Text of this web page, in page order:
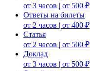
от 3 часов | от 500 ₽
Ответы на билеты
от 2 часов | от 400 ₽
Статья
от 2 часов | от 500 ₽
Доклад
от 3 часов | от 500 ₽